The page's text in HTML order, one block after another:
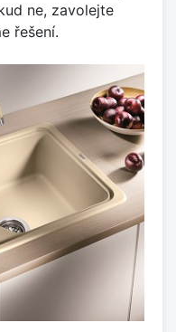
ne, zavolejte
řešení.